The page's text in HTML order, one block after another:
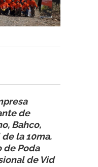
de
Bahco,
la 10ma.
de Poda
de Vid